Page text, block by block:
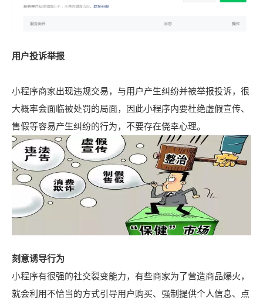
用户投诉举报
小程序商家出现违规交易，与用户产生纠纷并被举报投诉，很
大概率会面临被处罚的局面，因此小程序内要杜绝虚假宣传、
售假等容易产生纠纷的行为，不要存在侥幸心理。
刻意诱导行为
小程序有很强的社交裂变能力，有些商家为了营造商品爆火，
就会利用不恰当的方式引导用户购买、强制提供个人信息、点